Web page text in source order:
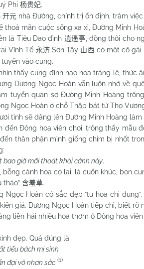
Phi 杨贵妃.
开元 nhà Đường, chính trị ổn định, trăm
thoả mãn cuộc sống xa xỉ, Đường Minh
là Tiêu Dao đình 逍遥亭 , đồng thời cho
Vĩnh Tế 永济Sơn Tây 山西có một cô gái
vào cung.
cung đình hào hoa tráng lệ, thức
Dương Ngọc Hoàn vẫn luôn nhớ về
tuyển quan sợ Đường Minh Hoàng
Ngọc Hoàn ở chỗ Thập bát tử Thọ
tỉnh sẽ dâng lên Đường Minh Hoàng làm
Đông hoa viên chơi, trông thấy mẫu
thân phận mình giống chim bị nhốt
bao giờ mới thoát khỏi cảnh này.
cành hoa co lại, lá cuốn khúc, bọn
thảo” 含羞草.
Hoàn có sắc đẹp “tu hoa chi dung”.
giá. Dương Ngọc Hoàn tiếp chỉ, biết rõ
liền hái nhiều hoa thơm ở Đông hoa
đẹp. Quả đúng là
tiếu bách mị sinh
đại vô nhan sắc (1)